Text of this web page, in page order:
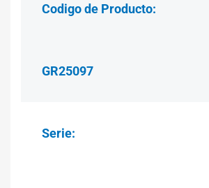
Codigo de Producto:
GR25097
Serie: